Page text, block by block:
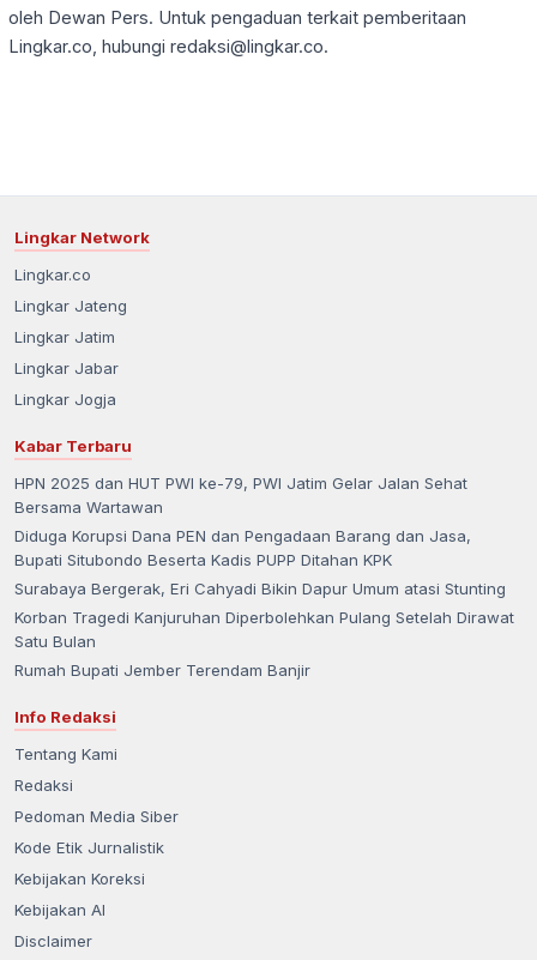
oleh Dewan Pers. Untuk pengaduan terkait pemberitaan
Lingkar.co, hubungi redaksi@lingkar.co.
Lingkar Network
Lingkar.co
Lingkar Jateng
Lingkar Jatim
Lingkar Jabar
Lingkar Jogja
Kabar Terbaru
HPN 2025 dan HUT PWI ke-79, PWI Jatim Gelar Jalan Sehat
Bersama Wartawan
Diduga Korupsi Dana PEN dan Pengadaan Barang dan Jasa,
Bupati Situbondo Beserta Kadis PUPP Ditahan KPK
Surabaya Bergerak, Eri Cahyadi Bikin Dapur Umum atasi Stunting
Korban Tragedi Kanjuruhan Diperbolehkan Pulang Setelah Dirawat
Satu Bulan
Rumah Bupati Jember Terendam Banjir
Info Redaksi
Tentang Kami
Redaksi
Pedoman Media Siber
Kode Etik Jurnalistik
Kebijakan Koreksi
Kebijakan AI
Disclaimer